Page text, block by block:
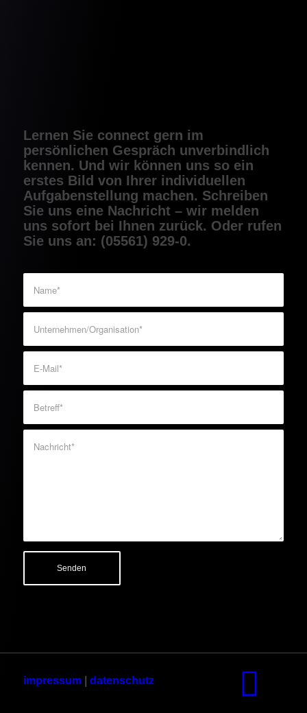
Lernen Sie connect gern im
persönlichen Gespräch unverbindlich
kennen. Und wir können uns so ein
erstes Bild von Ihrer individuellen
Aufgaben­stellung machen. Schreiben
Sie uns eine Nachricht – wir melden
uns sofort bei Ihnen zurück. Oder rufen
Sie uns an: (05561) 929-0.
impressum| datenschutz